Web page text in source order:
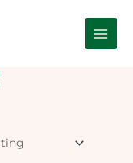
Main